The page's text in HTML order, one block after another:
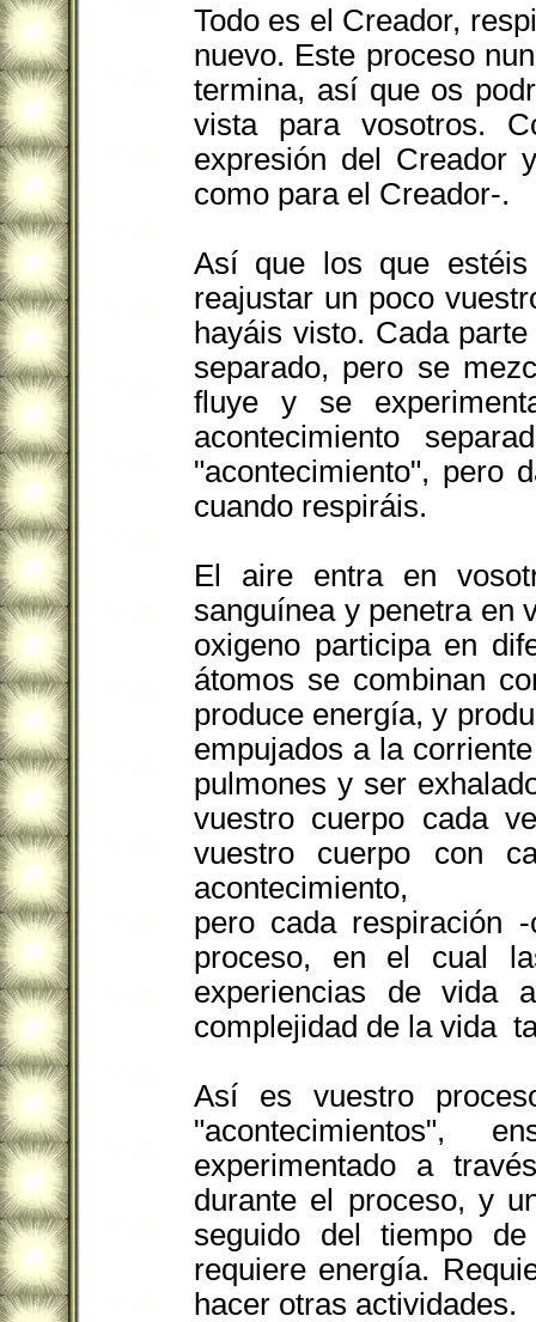
Todo es el Creador,
nuevo. Este proceso
termina, así que os
vista para vosotros.
expresión del Creador
como para el Creador-.
Así que los que estéis
reajustar un poco
hayáis visto. Cada
separado, pero se
fluye y se
acontecimiento
"acontecimiento", pero
cuando respiráis.
El aire entra en
sanguínea y penetra en
oxigeno participa en
átomos se combinan
produce energía, y
empujados a la
pulmones y ser
vuestro cuerpo cada
vuestro cuerpo con
acontecimiento,
pero cada respiración
proceso, en el cual
experiencias de vida
complejidad de la vida
Así es vuestro
"acontecimientos",
experimentado a
durante el proceso, y
seguido del tiempo
requiere energía.
hacer otras actividades.